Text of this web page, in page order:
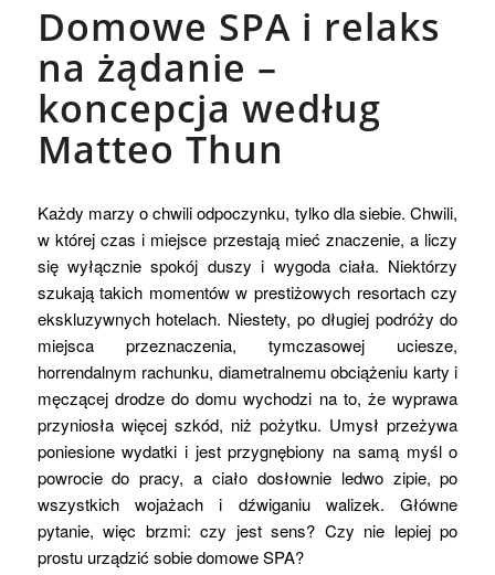
Domowe SPA i relaks
na żądanie –
koncepcja według
Matteo Thun
Każdy marzy o chwili odpoczynku, tylko dla siebie. Chwili,
w której czas i miejsce przestają mieć znaczenie, a liczy
się wyłącznie spokój duszy i wygoda ciała. Niektórzy
szukają takich momentów w prestiżowych resortach czy
ekskluzywnych hotelach. Niestety, po długiej podróży do
miejsca przeznaczenia, tymczasowej uciesze,
horrendalnym rachunku, diametralnemu obciążeniu karty i
męczącej drodze do domu wychodzi na to, że wyprawa
przyniosła więcej szkód, niż pożytku. Umysł przeżywa
poniesione wydatki i jest przygnębiony na samą myśl o
powrocie do pracy, a ciało dosłownie ledwo zipie, po
wszystkich wojażach i dźwiganiu walizek. Główne
pytanie, więc brzmi: czy jest sens? Czy nie lepiej po
prostu urządzić sobie domowe SPA?